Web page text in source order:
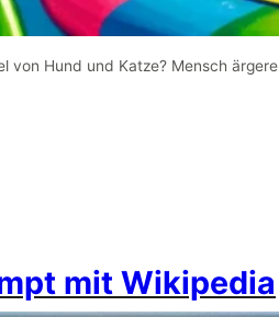
von Hund und Katze? Mensch
mit Wikipedia